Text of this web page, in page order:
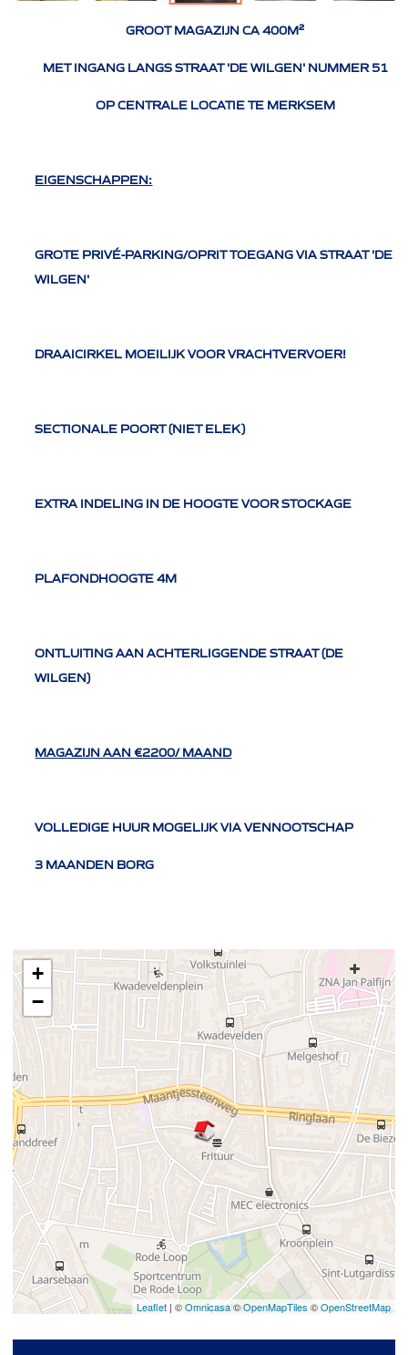
GROOT MAGAZIJN CA 400M²
MET INGANG LANGS STRAAT 'DE WILGEN' NUMMER 51
OP CENTRALE LOCATIE TE MERKSEM
EIGENSCHAPPEN:
GROTE PRIVÉ-PARKING/OPRIT TOEGANG VIA STRAAT 'DE
WILGEN'
DRAAICIRKEL MOEILIJK VOOR VRACHTVERVOER!
SECTIONALE POORT (NIET ELEK)
EXTRA INDELING IN DE HOOGTE VOOR STOCKAGE
PLAFONDHOOGTE 4M
ONTLUITING AAN ACHTERLIGGENDE STRAAT (DE
WILGEN)
MAGAZIJN AAN €2200/ MAAND
VOLLEDIGE HUUR MOGELIJK VIA VENNOOTSCHAP
3 MAANDEN BORG
+
−
Leaflet| ©Omnicasa©OpenMapTiles ©OpenStreetMap